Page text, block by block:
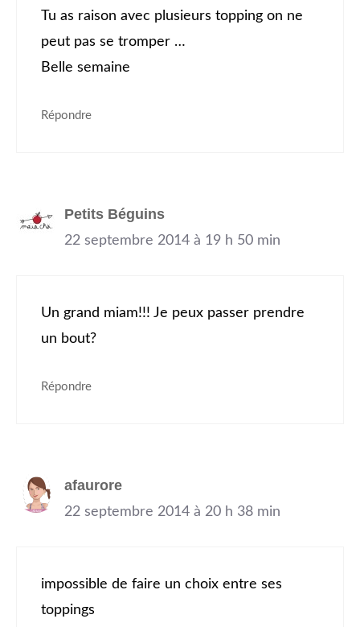
Tu as raison avec plusieurs topping on ne
peut pas se tromper …
Belle semaine
Répondre
Petits Béguins
22 septembre 2014 à 19 h 50 min
Un grand miam!!! Je peux passer prendre
un bout?
Répondre
afaurore
22 septembre 2014 à 20 h 38 min
impossible de faire un choix entre ses
toppings